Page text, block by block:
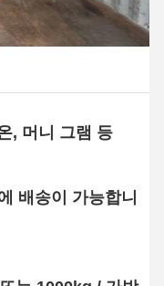
, 머니 그램 등
배송이 가능합니